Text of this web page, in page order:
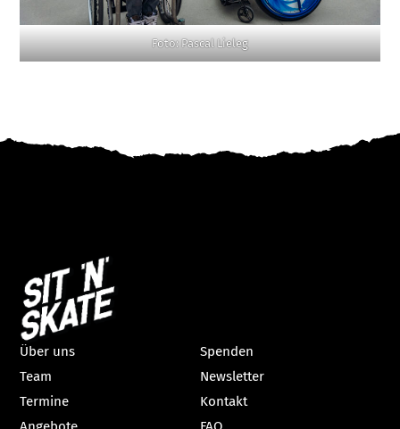
Foto: Pascal Lieleg
Über uns
Team
Termine
Spenden
Newsletter
Kontakt